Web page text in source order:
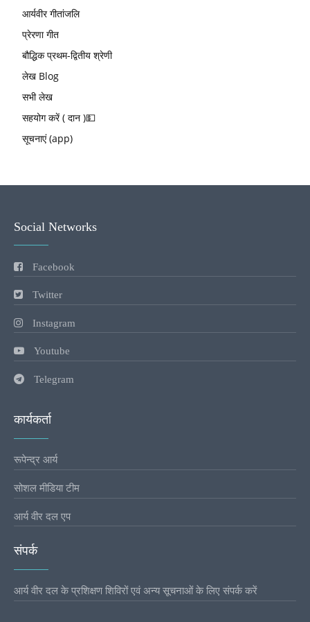
आर्यवीर गीतांजलि
प्रेरणा गीत
बौद्धिक प्रथम-द्वितीय श्रेणी
लेख Blog
सभी लेख
सहयोग करें ( दान )💵
सूचनाएं (app)
Social Networks
Facebook
Twitter
Instagram
Youtube
Telegram
कार्यकर्ता
रूपेन्द्र आर्य
सोशल मीडिया टीम
आर्य वीर दल एप
संपर्क
आर्य वीर दल के प्रशिक्षण शिविरों एवं अन्य सूचनाओं के लिए संपर्क करें